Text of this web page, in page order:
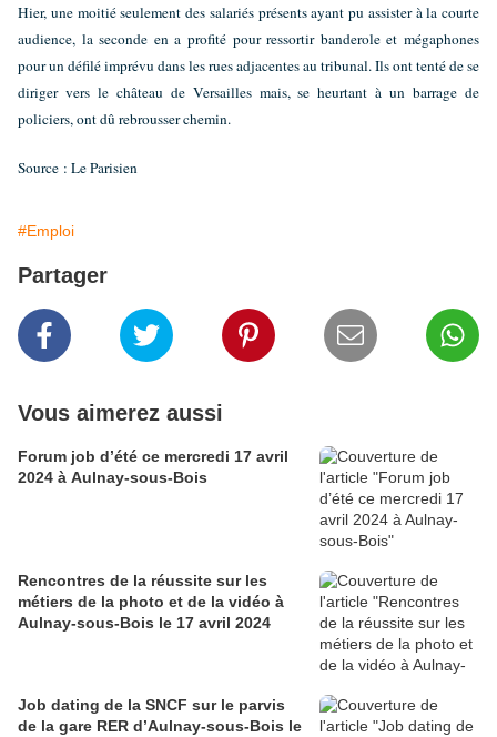
Hier, une moitié seulement des salariés présents ayant pu assister à la courte
audience, la seconde en a profité pour ressortir banderole et mégaphones
pour un défilé imprévu dans les rues adjacentes au tribunal. Ils ont tenté de se
diriger vers le château de Versailles mais, se heurtant à un barrage de
policiers, ont dû rebrousser chemin.
Source : Le Parisien
#Emploi
Partager
Vous aimerez aussi
Forum job d’été ce mercredi 17 avril
2024 à Aulnay-sous-Bois
Rencontres de la réussite sur les
métiers de la photo et de la vidéo à
Aulnay-sous-Bois le 17 avril 2024
Job dating de la SNCF sur le parvis
de la gare RER d’Aulnay-sous-Bois le